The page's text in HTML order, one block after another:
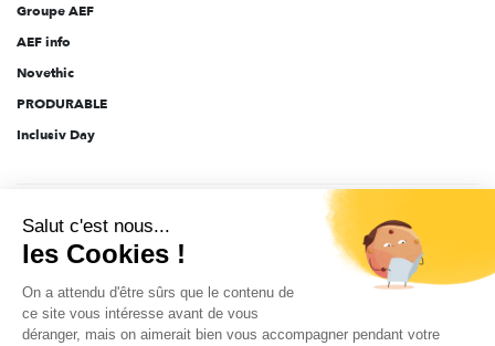
Groupe AEF
AEF info
Novethic
PRODURABLE
Inclusiv Day
2025-2026 Tout droits réservés
Salut c'est nous...
les Cookies !
On a attendu d'être sûrs que le contenu de
ce site vous intéresse avant de vous
déranger, mais on aimerait bien vous accompagner pendant votre